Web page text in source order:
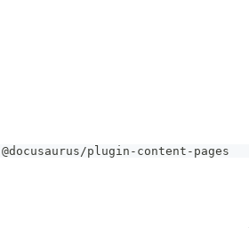
@docusaurus/plugin-content-pages